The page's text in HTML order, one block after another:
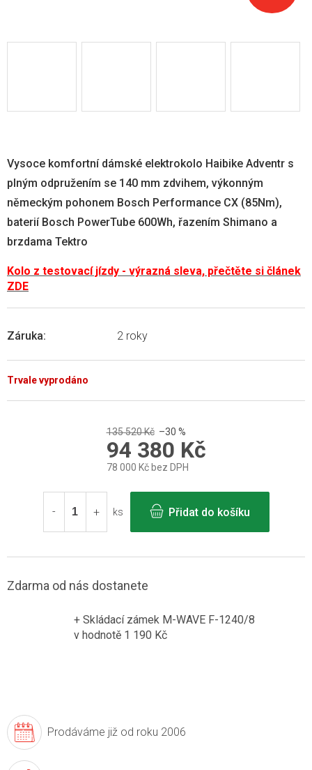
Trvale vyprodáno
Záruka: 2 roky
Zdarma od nás dostanete
+ Skládací zámek M-WAVE F-1240/8
v hodnotě 1 190 Kč
Vysoce komfortní dámské elektrokolo Haibike Adventr s
plným odpružením se 140 mm zdvihem, výkonným
německým pohonem Bosch Performance CX (85Nm),
baterií Bosch PowerTube 600Wh, řazením Shimano a
brzdama Tektro
Kolo z testovací jízdy - výrazná sleva, přečtěte si článek
ZDE
135 520 Kč –30 %
94 380 Kč
78 000 Kč bez DPH
cena:
ks
Přidat do košíku
Prodáváme již od roku 2006